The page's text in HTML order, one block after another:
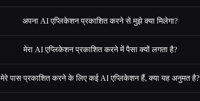
अपना AI एप्लिकेशन प्रकाशित करने से मुझे क्या मिलेगा?
मेरा AI एप्लिकेशन प्रकाशित करने में पैसा क्यों लगता है?
मेरे पास प्रकाशित करने के लिए कई AI एप्लिकेशन हैं, क्या यह अनुमत है?